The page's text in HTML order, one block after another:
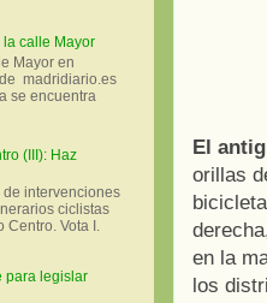
El
orillas
en la
los
calle Mayor
Mayor en
madridiario.es
se encuentra
(III): Haz
intervenciones
ciclistas
Vota I.
para legislar